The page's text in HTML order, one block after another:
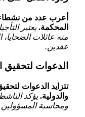
أعرب عدد من نشطاء
المحكمة. يعتبر
منه عائلات الضحايا،
عقدين.
الدعوات لتحقيق
تتزايد الدعوات
والدولية. يؤكد
ومحاسبة المسؤولين